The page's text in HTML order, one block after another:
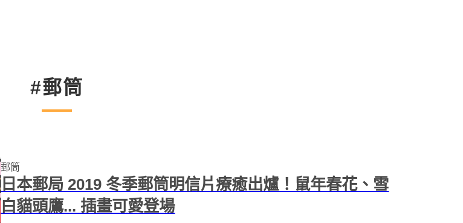
#郵筒
郵筒
日本郵局 2019 冬季郵筒明信片療癒出爐！鼠年春花、雪
白貓頭鷹... 插畫可愛登場